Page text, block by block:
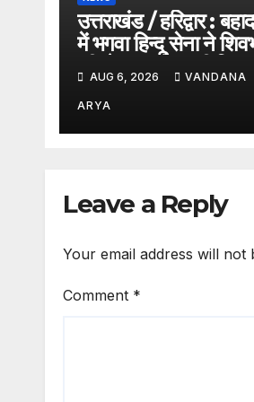
उत्तराखंड / हरिद्वार :
में भगवा हिन्दू सेना ने
की सेवा कर पेश की मिसाल,
भोलेनाथ के जयकारों से
वातावरण_देखे विडिओ !!
AUG 6, 2026 VANDANA
ARYA
Leave a Reply
Your email address will not
Comment *